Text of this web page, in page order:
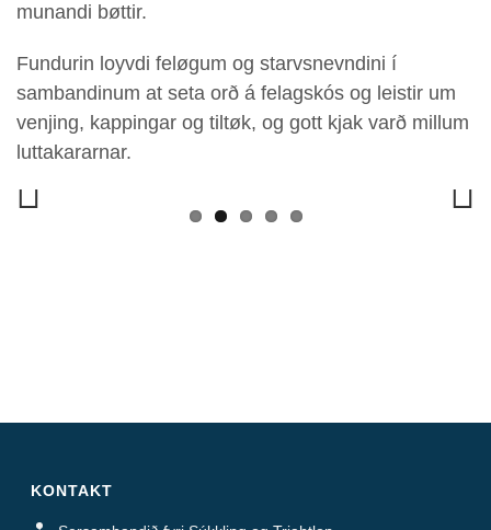
munandi bøttir.
Fundurin loyvdi feløgum og starvsnevndini í
sambandinum at seta orð á felagskós og leistir um
venjing, kappingar og tiltøk, og gott kjak varð millum
luttakararnar.
KONTAKT